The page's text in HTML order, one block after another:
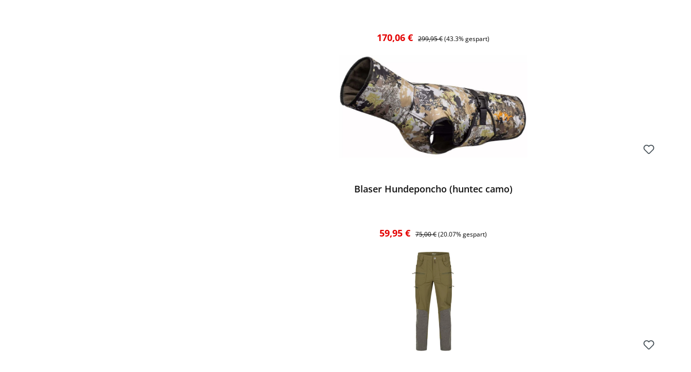
Verkaufspreis:
170,06 € Regulärer Preis:
299,95 €(43.3% gespart)
Blaser Hundeponcho (huntec camo)
Verkaufspreis:
59,95 € Regulärer Preis:
75,00 €(20.07% gespart)